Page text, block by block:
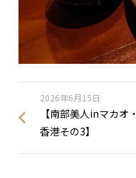
2026年6月15日
【南部美人inマカオ・
香港その3】